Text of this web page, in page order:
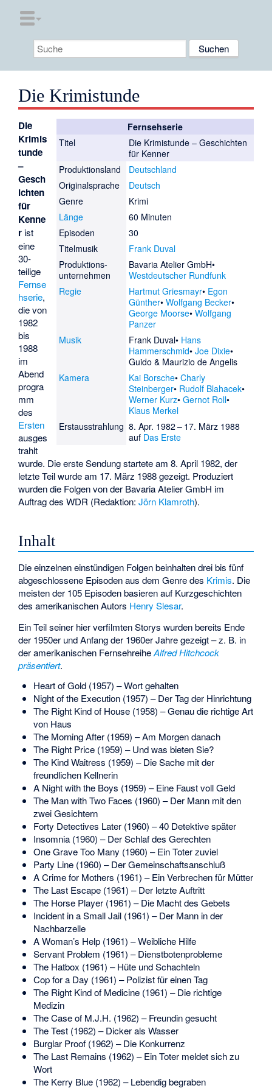
Die Krimistunde
Fernsehserie
Titel
Die Krimistunde – Geschichten
für Kenner
Produktionsland
Deutschland
Originalsprache
Deutsch
Genre
Krimi
Länge
60 Minuten
Episoden
30
Titelmusik
Frank Duval
Produktions­
unternehmen
Bavaria Atelier GmbH
Westdeutscher Rundfunk
Regie
Hartmut Griesmayr Egon
Günther Wolfgang Becker
George Moorse Wolfgang
Panzer
Musik
Frank Duval Hans
Hammerschmid Joe Dixie
Guido & Maurizio de Angelis
Kamera
Kai Borsche Charly
Steinberger Rudolf Blahacek
Werner Kurz Gernot Roll
Klaus Merkel
Erstausstrahlung 8. Apr. 1982 – 17. März 1988
auf Das Erste
Die
Krimis
tunde
–
Gesch
ichten
für
Kenne
r ist
eine
30-
teilige
Fernse
hserie,
die von
1982
bis
1988
im
Abend
progra
mm
des
Ersten
ausges
trahlt
wurde. Die erste Sendung startete am 8. April 1982, der
letzte Teil wurde am 17. März 1988 gezeigt. Produziert
wurden die Folgen von der Bavaria Atelier GmbH im
Auftrag des WDR (Redaktion:Jörn Klamroth).
Inhalt
Die einzelnen einstündigen Folgen beinhalten drei bis fünf
abgeschlossene Episoden aus dem Genre des Krimis. Die
meisten der 105 Episoden basieren auf Kurzgeschichten
des amerikanischen Autors Henry Slesar.
Ein Teil seiner hier verfilmten Storys wurden bereits Ende
der 1950er und Anfang der 1960er Jahre gezeigt – z. B. in
der amerikanischen FernsehreiheAlfred Hitchcock
präsentiert.
Heart of Gold (1957) – Wort gehalten
Night of the Execution (1957) – Der Tag der Hinrichtung
The Right Kind of House (1958) – Genau die richtige Art
von Haus
The Morning After (1959) – Am Morgen danach
The Right Price (1959) – Und was bieten Sie?
The Kind Waitress (1959) – Die Sache mit der
freundlichen Kellnerin
A Night with the Boys (1959) – Eine Faust voll Geld
The Man with Two Faces (1960) – Der Mann mit den
zwei Gesichtern
Forty Detectives Later (1960) – 40 Detektive später
Insomnia (1960) – Der Schlaf des Gerechten
One Grave Too Many (1960) – Ein Toter zuviel
Party Line (1960) – Der Gemeinschaftsanschluß
A Crime for Mothers (1961) – Ein Verbrechen für Mütter
The Last Escape (1961) – Der letzte Auftritt
The Horse Player (1961) – Die Macht des Gebets
Incident in a Small Jail (1961) – Der Mann in der
Nachbarzelle
A Woman’s Help (1961) – Weibliche Hilfe
Servant Problem (1961) – Dienstbotenprobleme
The Hatbox (1961) – Hüte und Schachteln
Cop for a Day (1961) – Polizist für einen Tag
The Right Kind of Medicine (1961) – Die richtige
Medizin
The Case of M.J.H. (1962) – Freundin gesucht
The Test (1962) – Dicker als Wasser
Burglar Proof (1962) – Die Konkurrenz
The Last Remains (1962) – Ein Toter meldet sich zu
Wort
The Kerry Blue (1962) – Lebendig begraben